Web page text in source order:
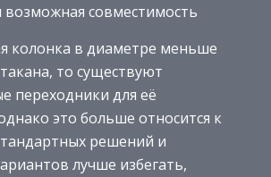
возможная совместимость
колонка в диаметре меньше
то существуют
переходники для её
это больше относится к
решений и
лучше избегать,